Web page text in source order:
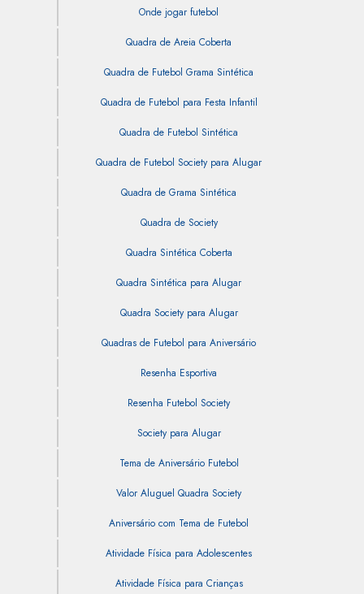
Onde jogar futebol
Quadra de Areia Coberta
Quadra de Futebol Grama Sintética
Quadra de Futebol para Festa Infantil
Quadra de Futebol Sintética
Quadra de Futebol Society para Alugar
Quadra de Grama Sintética
Quadra de Society
Quadra Sintética Coberta
Quadra Sintética para Alugar
Quadra Society para Alugar
Quadras de Futebol para Aniversário
Resenha Esportiva
Resenha Futebol Society
Society para Alugar
Tema de Aniversário Futebol
Valor Aluguel Quadra Society
Aniversário com Tema de Futebol
Atividade Física para Adolescentes
Atividade Física para Crianças